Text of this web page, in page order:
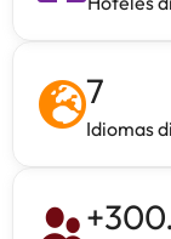
7
Idiomas
+